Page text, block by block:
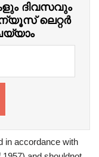
ദിവസവും
ലെറ്റർ
in accordance with